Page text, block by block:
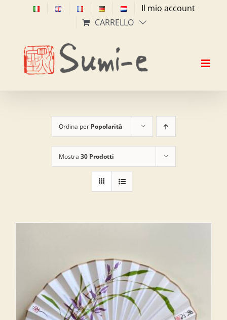
Il mio account
CARRELLO
Ordina per Popolarità
Mostra 30 Prodotti